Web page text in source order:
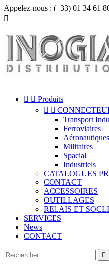
Appelez-nous : (+33) 01 34 61

  Produits
 
Transport
Ferroviaires
Aéronautiques
Militaires
Spacial
Industriels
CATALOGUES
CONTACT
ACCESSOIRES
OUTILLAGES
RELAIS ET
SERVICES
News
CONTACT
